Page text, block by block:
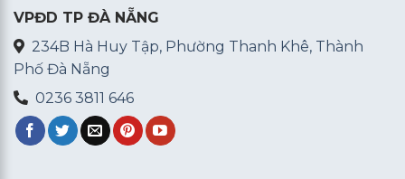
VPĐD TP ĐÀ NẴNG
234B Hà Huy Tập, Phường Thanh Khê, Thành
Phố Đà Nẵng
0236 3811 646